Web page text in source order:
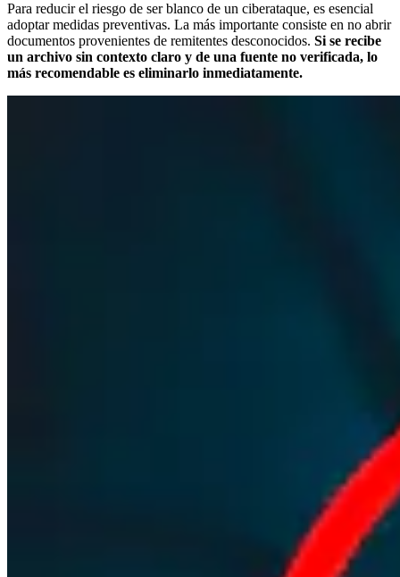
Para reducir el riesgo de ser blanco de un ciberataque, es esencial
adoptar medidas preventivas. La más importante consiste en no abrir
documentos provenientes de remitentes desconocidos. Si se recibe
un archivo sin contexto claro y de una fuente no verificada, lo
más recomendable es eliminarlo inmediatamente.